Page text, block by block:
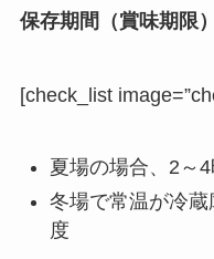
保存期間（賞味期限
[check_list
夏場の場合、2～
冬場で常温が冷
度